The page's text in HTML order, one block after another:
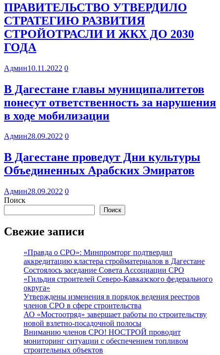
ПРАВИТЕЛЬСТВО УТВЕРДИЛО
СТРАТЕГИЮ РАЗВИТИЯ
СТРОЙОТРАСЛИ И ЖКХ ДО 2030
ГОДА
Админ10.11.2022 0
В Дагестане главы муниципалитетов
понесут ответственность за нарушения
в ходе мобилизации
Админ28.09.2022 0
В Дагестане проведут Дни культуры
Объединенных Арабских Эмиратов
Админ28.09.2022 0
Поиск
Поиск
Свежие записи
«Правда о СРО»: Минпромторг подтвердил
аккредитацию кластера стройматериалов в Дагестане
Состоялось заседание Совета Ассоциации СРО
«Гильдия строителей Северо-Кавказского федерального
округа»
Утверждены изменения в порядок ведения реестров
членов СРО в сфере строительства
АО «Мостоотряд» завершает работы по строительству
новой взлетно-посадочной полосы
Вниманию членов СРО! НОСТРОЙ проводит
мониторинг ситуации с обеспечением топливом
строительных объектов